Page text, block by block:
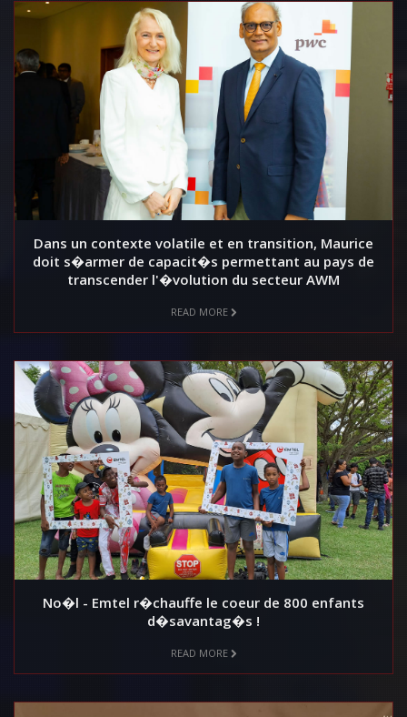
Dans un contexte volatile et en transition, Maurice
doit s�armer de capacit�s permettant au pays de
transcender l'�volution du secteur AWM
READ MORE
No�l - Emtel r�chauffe le coeur de 800 enfants
d�savantag�s !
READ MORE